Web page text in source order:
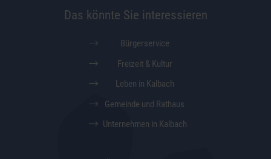
Das könnte Sie interessieren
Bürgerservice
Freizeit & Kultur
Leben in Kalbach
Gemeinde und Rathaus
Unternehmen in Kalbach